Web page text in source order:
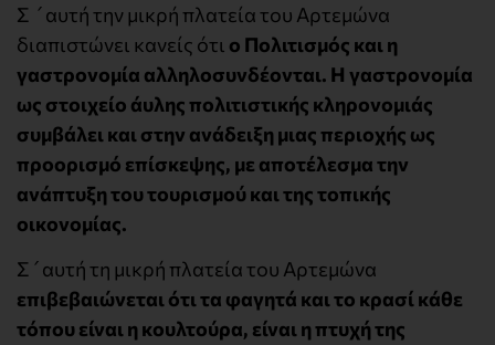
Σ ´αυτή την μικρή πλατεία του Αρτεμώνα
διαπιστώνει κανείς ότι ο Πολιτισμός και η
γαστρονομία αλληλοσυνδέονται. Η γαστρονομία
ως στοιχείο άυλης πολιτιστικής κληρονομιάς
συμβάλει και στην ανάδειξη μιας περιοχής ως
προορισμό επίσκεψης, με αποτέλεσμα την
ανάπτυξη του τουρισμού και της τοπικής
οικονομίας.
Σ´αυτή τη μικρή πλατεία του Αρτεμώνα
επιβεβαιώνεται ότι τα φαγητά και το κρασί κάθε
τόπου είναι η κουλτούρα, είναι η πτυχή της